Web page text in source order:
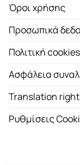
Όροι χρήσης
Προσωπικά
Πολιτική cookies
Ασφάλεια
Translation
Ρυθμίσεις